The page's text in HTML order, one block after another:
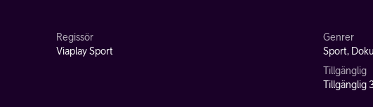
Regissör
Viaplay Sport
Genrer
Sport,
Tillgänglig
Tillgänglig